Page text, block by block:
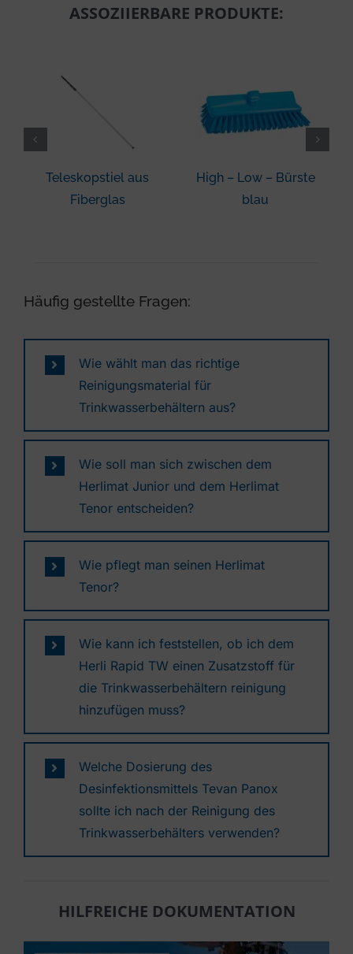
ASSOZIIERBARE PRODUKTE:
Teleskopstiel aus
Fiberglas
High – Low – Bürste
blau
Häufig gestellte Fragen:
Wie wählt man das richtige
Reinigungsmaterial für
Trinkwasserbehältern aus?
Wie soll man sich zwischen dem
Herlimat Junior und dem Herlimat
Tenor entscheiden?
Wie pflegt man seinen Herlimat
Tenor?
Wie kann ich feststellen, ob ich dem
Herli Rapid TW einen Zusatzstoff für
die Trinkwasserbehältern reinigung
hinzufügen muss?
Welche Dosierung des
Desinfektionsmittels Tevan Panox
sollte ich nach der Reinigung des
Trinkwasserbehälters verwenden?
HILFREICHE DOKUMENTATION